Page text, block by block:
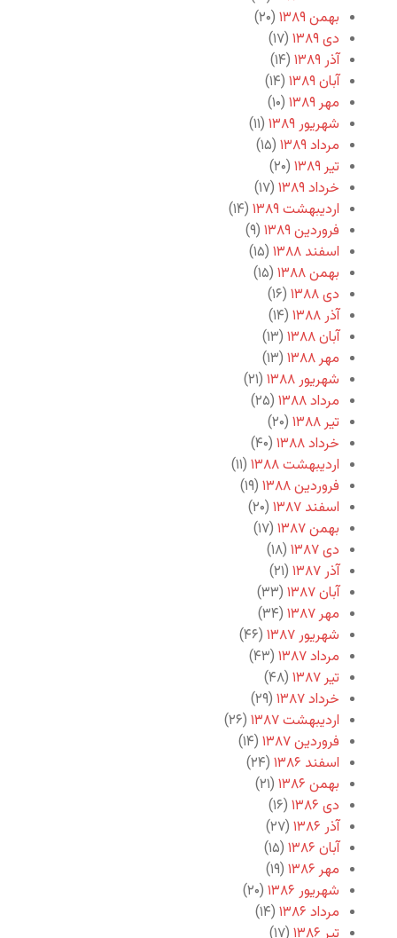
بهمن ۱۳۸۹
(۲۰)
دی ۱۳۸۹
(۱۷)
آذر ۱۳۸۹
(۱۴)
آبان ۱۳۸۹
(۱۴)
مهر ۱۳۸۹
(۱۰)
شهریور ۱۳۸۹
(۱۱)
مرداد ۱۳۸۹
(۱۵)
تیر ۱۳۸۹
(۲۰)
خرداد ۱۳۸۹
(۱۷)
اردیبهشت ۱۳۸۹
(۱۴)
فروردین ۱۳۸۹
(۹)
اسفند ۱۳۸۸
(۱۵)
بهمن ۱۳۸۸
(۱۵)
دی ۱۳۸۸
(۱۶)
آذر ۱۳۸۸
(۱۴)
آبان ۱۳۸۸
(۱۳)
مهر ۱۳۸۸
(۱۳)
شهریور ۱۳۸۸
(۲۱)
مرداد ۱۳۸۸
(۲۵)
تیر ۱۳۸۸
(۲۰)
خرداد ۱۳۸۸
(۴۰)
اردیبهشت ۱۳۸۸
(۱۱)
فروردین ۱۳۸۸
(۱۹)
اسفند ۱۳۸۷
(۲۰)
بهمن ۱۳۸۷
(۱۷)
دی ۱۳۸۷
(۱۸)
آذر ۱۳۸۷
(۲۱)
آبان ۱۳۸۷
(۳۳)
مهر ۱۳۸۷
(۳۴)
شهریور ۱۳۸۷
(۴۶)
مرداد ۱۳۸۷
(۴۳)
تیر ۱۳۸۷
(۴۸)
خرداد ۱۳۸۷
(۲۹)
اردیبهشت ۱۳۸۷
(۲۶)
فروردین ۱۳۸۷
(۱۴)
اسفند ۱۳۸۶
(۲۴)
بهمن ۱۳۸۶
(۲۱)
دی ۱۳۸۶
(۱۶)
آذر ۱۳۸۶
(۲۷)
آبان ۱۳۸۶
(۱۵)
مهر ۱۳۸۶
(۱۹)
شهریور ۱۳۸۶
(۲۰)
مرداد ۱۳۸۶
(۱۴)